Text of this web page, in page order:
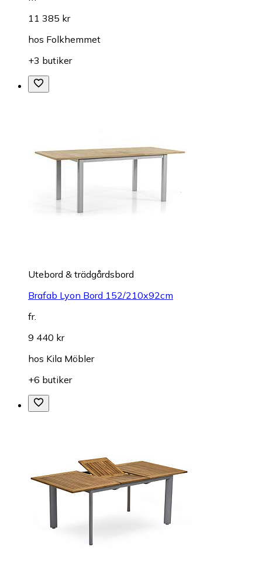
11 385 kr
hos Folkhemmet
+3 butiker
Utebord & trädgårdsbord
Brafab Lyon Bord 152/210x92cm
fr.
9 440 kr
hos Kila Möbler
+6 butiker